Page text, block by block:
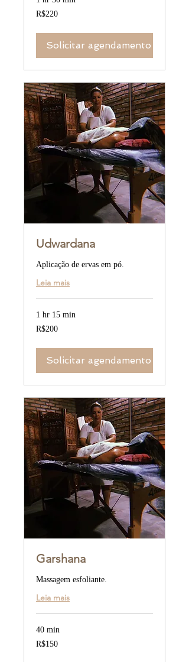
220
Brazilian
R$220
Solicitar agendamento
Udwardana
Aplicação de ervas em pó.
Leia mais
1 hr 15 min
200
Brazilian
R$200
Solicitar agendamento
Garshana
Massagem esfoliante.
Leia mais
40 min
150
Brazilian
R$150